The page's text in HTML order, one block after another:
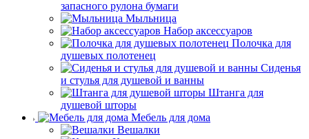
запасного рулона бумаги
Мыльница
Набор аксессуаров
Полочка для
душевых полотенец
Сиденья
и стулья для душевой и ванны
Штанга для
душевой шторы
Мебель для дома
Вешалки